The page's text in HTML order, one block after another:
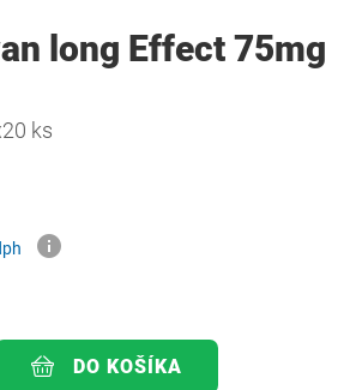
long Effect 75mg
ks
DO KOŠÍKA